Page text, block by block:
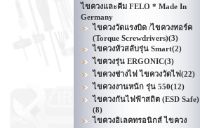
ไขควงและคีม FELO * Made In
Germany
ไขควงวัดแรงบิด /ไขควงทอร์ค
(Torque Screwdrivers)(3)
ไขควงหัวสลับรุ่น Smart(2)
ไขควงรุ่น ERGONIC(3)
ไขควงช่างไฟ ไขควงวัดไฟ(22)
ไขควงงานหนัก รุ่น 550(12)
ไขควงกันไฟฟ้าสถิต (ESD Safe)
(8)
ไขควงอิเลคทรอนิกส์ ไขควง